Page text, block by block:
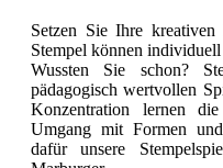
Setzen Sie Ihre
Stempel können
Wussten Sie schon?
pädagogisch wertvollen
Konzentration lernen
Umgang mit Formen
dafür unsere